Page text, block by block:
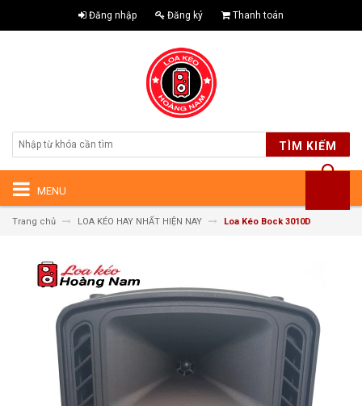
Đăng nhập Đăng ký Thanh toán
TÌM KIẾM
MENU
Trang chủ LOA KÉO HAY NHẤT HIỆN NAY Loa Kéo Bock 3010D